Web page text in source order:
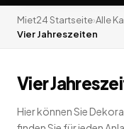
Miet24 Startseite›Alle
Vier Jahreszeiten
Vier
Hier können Sie